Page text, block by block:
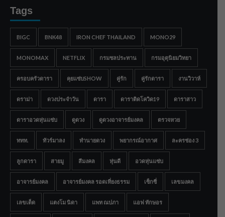
Tags
BIGC BNK48 IRON CHEF THAILAND MONO29
MONOMAX NETFLIX กรมชลประทาน กรมอุตุนิยมวิทยา
ครอบครัวดารา คุยแซ่บSHOW คู่รัก คู่รักดารา งานวิวาห์
ดราม่า ดวงประจำวัน ดารา ดาราติดโควิด19 ดาราสาว
ดาราอวดหุ่นแซ่บ ดูดวง ดูดวงอาจารย์มงคล ตรวจหวย
ททท. ทัวร์มาลง ทำนายดวง พยากรณ์อากาศ ละครช่อง 3
ลูกดารา สายมู สีมงคล หุ่นดี อวดหุ่นแซ่บ
อาจารย์มงคล อาจารย์มงคล รอดเที่ยงธรรม เซ็กซี่ เลขมงคล
เลขเด็ด แตงโม นิดา แพท ณปภา แอฟ ทักษอร